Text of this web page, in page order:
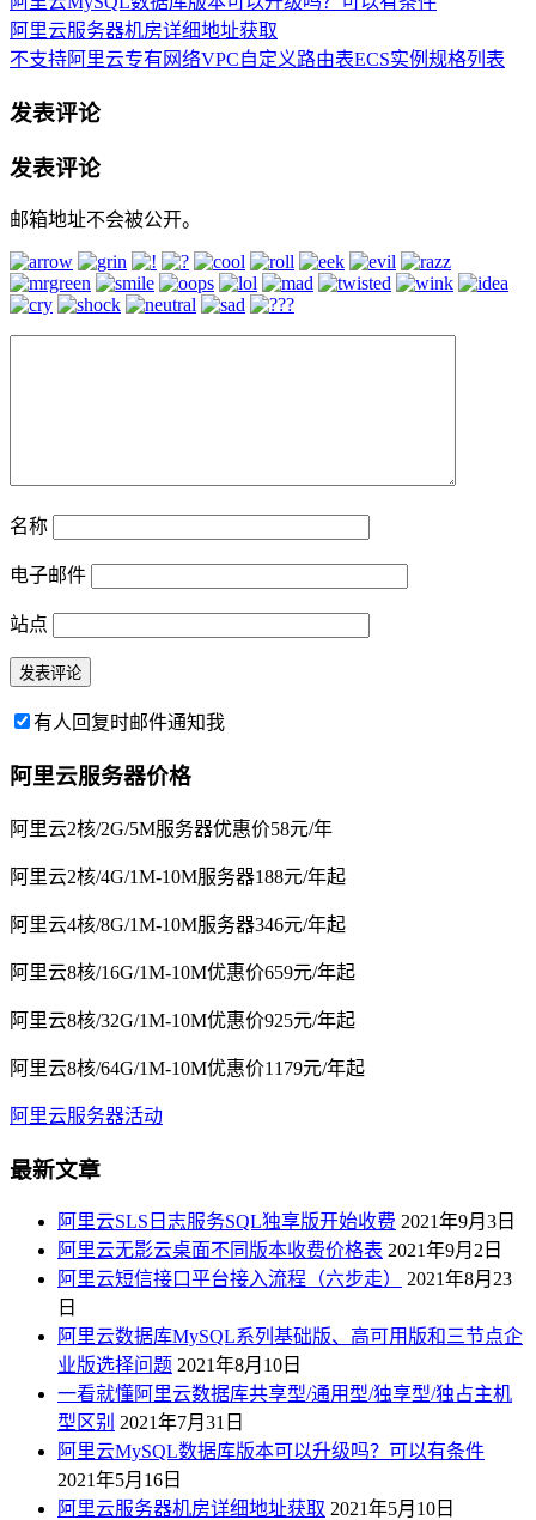
阿里云服务器机房详细地址获取
不支持阿里云专有网络VPC自定义路由表ECS实例规格列表
发表评论
发表评论
邮箱地址不会被公开。
名称
电子邮件
站点
有人回复时邮件通知我
阿里云服务器价格
阿里云2核/2G/5M服务器优惠价58元/年
阿里云2核/4G/1M-10M服务器188元/年起
阿里云4核/8G/1M-10M服务器346元/年起
阿里云8核/16G/1M-10M优惠价659元/年起
阿里云8核/32G/1M-10M优惠价925元/年起
阿里云8核/64G/1M-10M优惠价1179元/年起
阿里云服务器活动
最新文章
阿里云SLS日志服务SQL独享版开始收费 2021年9月3日
阿里云无影云桌面不同版本收费价格表 2021年9月2日
阿里云短信接口平台接入流程（六步走）
2021年8月23
日
阿里云数据库MySQL系列基础版、高可用版和三节点企
业版选择问题 2021年8月10日
一看就懂阿里云数据库共享型/通用型/独享型/独占主机
型区别 2021年7月31日
阿里云MySQL数据库版本可以升级吗？可以有条件
2021年5月16日
阿里云服务器机房详细地址获取 2021年5月10日